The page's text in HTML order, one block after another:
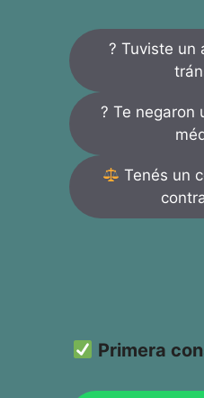
? Tuviste un
? Te negaron
Tenés un
Primera